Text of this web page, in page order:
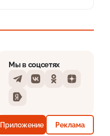
Мы в соцсетях
TelegramVKontakteOdnoklassniki
Dzen
Yandex
Приложение Реклама